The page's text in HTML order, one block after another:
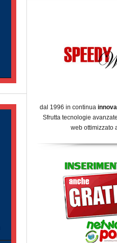
dal 1996 in continua
Sfrutta tecnologie
web ottimizzato